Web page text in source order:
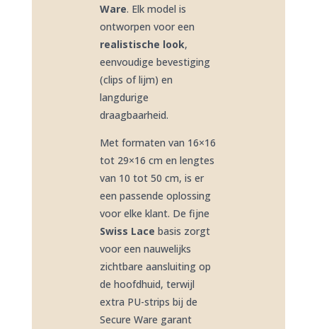
Ware. Elk model is
ontworpen voor een
realistische look,
eenvoudige bevestiging
(clips of lijm) en
langdurige
draagbaarheid.
Met formaten van 16×16
tot 29×16 cm en lengtes
van 10 tot 50 cm, is er
een passende oplossing
voor elke klant. De fijne
Swiss Lace basis zorgt
voor een nauwelijks
zichtbare aansluiting op
de hoofdhuid, terwijl
extra PU-strips bij de
Secure Ware garant